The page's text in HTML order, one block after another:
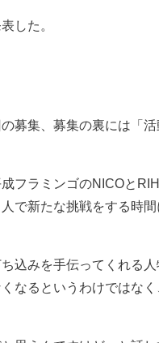
した。
募集、募集の裏には「活
フラミンゴのNICOと
で新たな挑戦をする時
込みを手伝ってくれる
なるというわけではな